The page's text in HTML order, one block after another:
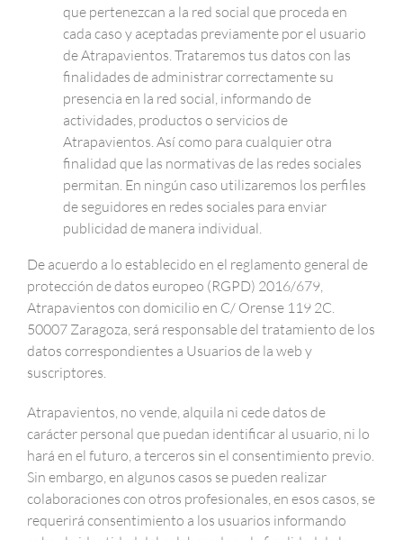
que pertenezcan a la red social que proceda en
cada caso y aceptadas previamente por el usuario
de Atrapavientos. Trataremos tus datos con las
finalidades de administrar correctamente su
presencia en la red social, informando de
actividades, productos o servicios de
Atrapavientos. Así como para cualquier otra
finalidad que las normativas de las redes sociales
permitan. En ningún caso utilizaremos los perfiles
de seguidores en redes sociales para enviar
publicidad de manera individual.
De acuerdo a lo establecido en el reglamento general de
protección de datos europeo (RGPD) 2016/679,
Atrapavientos con domicilio en C/ Orense 119 2C.
50007 Zaragoza, será responsable del tratamiento de los
datos correspondientes a Usuarios de la web y
suscriptores.
Atrapavientos, no vende, alquila ni cede datos de
carácter personal que puedan identificar al usuario, ni lo
hará en el futuro, a terceros sin el consentimiento previo.
Sin embargo, en algunos casos se pueden realizar
colaboraciones con otros profesionales, en esos casos, se
requerirá consentimiento a los usuarios informando